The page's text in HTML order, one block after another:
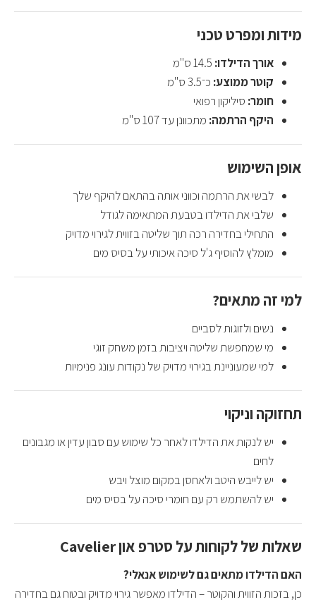
מידות ומפרט טכני
אורך הדילדו:
קוטר ממוצע: כ־3.5 ס"מ
חומר: סיליקון רפואי
היקף הרתמה: מתכוונן עד 107 ס"מ
אופן השימוש
לבשי את הרתמה וכווני אותה בהתאם להיקף שלך
שלבי את הדילדו בטבעת המתאימה לגודל
התחילי בחדירה רכה תוך שליטה בזווית לגירוי מדויק
מומלץ להוסיף ג'ל סיכה איכותי על בסיס מים
למי זה מתאים?
נשים ולזוגות לסביים
מי שמחפשת שליטה ויציבות בזמן משחק זוגי
למי שמעוניינת בגירוי מדויק של נקודות עונג פנימיות
תחזוקה וניקוי
יש לנקות את הדילדו לאחר כל שימוש עם סבון עדין או מגבונים
לחים
יש לייבש היטב ולאחסן במקום מוצל ויבש
יש להשתמש רק עם חומרי סיכה על בסיס מים
שאלות של לקוחות על סטרפ און Cavelier
האם הדילדו מתאים גם לשימוש אנאלי?
כן, בזכות הזווית והקוטר – הדילדו מאפשר גירוי מדויק ובטוח גם בחדירה